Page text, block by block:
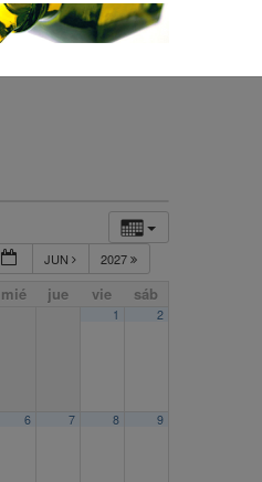
JUN 2027
mié jue vie sáb
1 2
6 7 8 9